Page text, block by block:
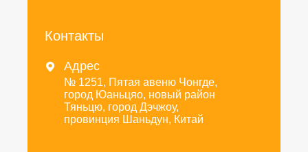
Контакты
 Адрес
№ 1251, Пятая авеню Чонгде,
город Юаньцяо, новый район
Тяньцю, город Дэчжоу,
провинция Шаньдун, Китай